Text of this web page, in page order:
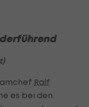
Ralf
es bei den